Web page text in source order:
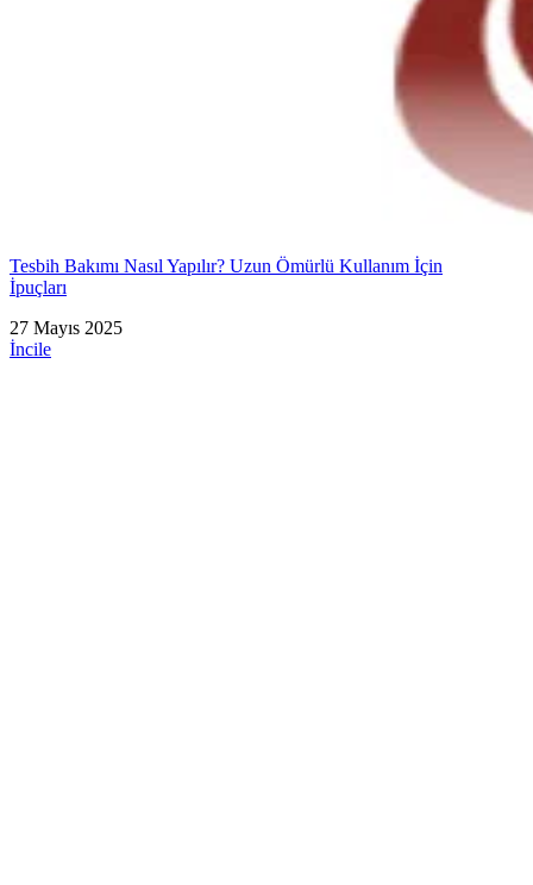
Tesbih Bakımı Nasıl Yapılır? Uzun Ömürlü Kullanım İçin
İpuçları
27 Mayıs 2025
İncile